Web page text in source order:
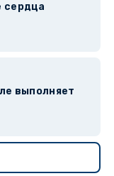
сердца
выполняет